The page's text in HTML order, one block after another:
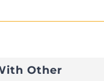
Other